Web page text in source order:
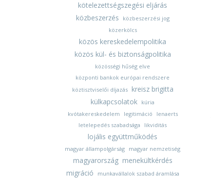
kötelezettségszegési eljárás
közbeszerzés
közbeszerzési jog
közerkölcs
közös kereskedelempolitika
közös kül- és biztonságpolitika
közösségi hűség elve
központi bankok európai rendszere
köztisztviselői díjazás
kreisz brigitta
külkapcsolatok kúria
kvótakereskedelem
legitimáció
lenaerts
letelepedés szabadsága
likviditás
lojális együttműködés
magyar állampolgárság magyar nemzetiség
magyarország menekültkérdés
migráció
munkavállalok szabad áramlása